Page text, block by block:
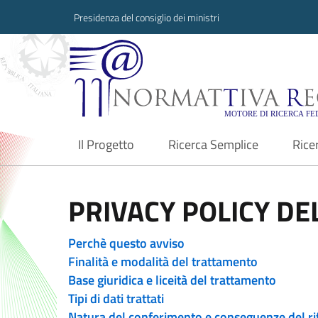
Presidenza del consiglio dei ministri
Normattiva
Il Progetto
current Ricerca Semplice
PRIVACY POLICY
Perchè questo avviso
Finalità e modalità del trattamento
Base giuridica e liceità del trattamento
Tipi di dati trattati